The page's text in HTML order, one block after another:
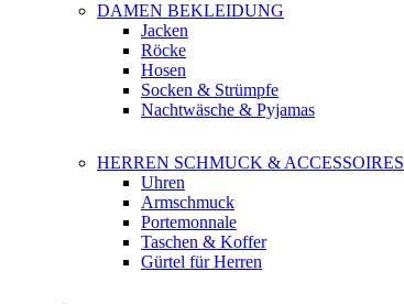
DAMEN BEKLEIDUNG
Jacken
Röcke
Hosen
Socken & Strümpfe
Nachtwäsche & Pyjamas
HERREN SCHMUCK & ACCESSOIRES
Uhren
Armschmuck
Portemonnale
Taschen & Koffer
Gürtel für Herren